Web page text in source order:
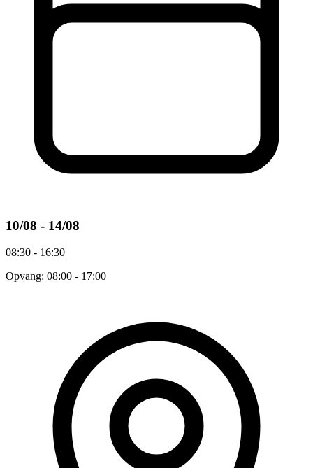
10/08 - 14/08
08:30 - 16:30
Opvang: 08:00 - 17:00